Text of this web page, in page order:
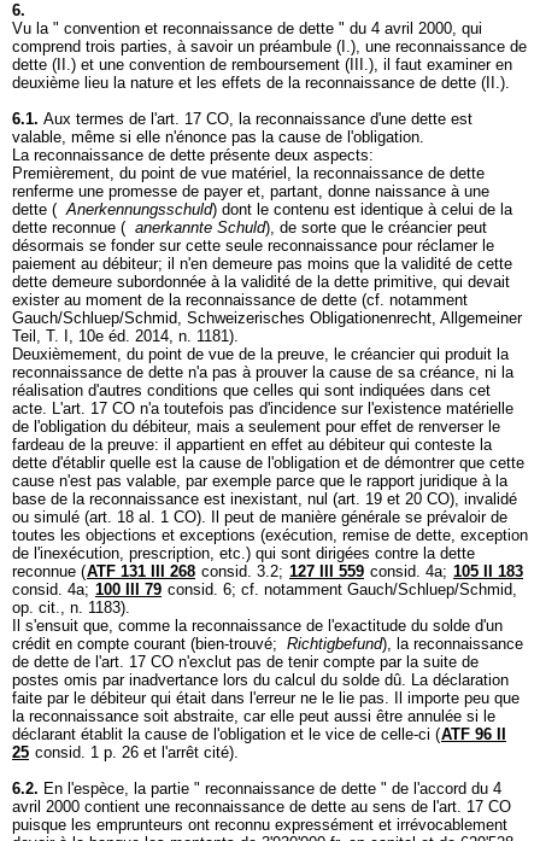
6.
Vu la " convention et reconnaissance de dette " du 4 avril 2000, qui
comprend trois parties, à savoir un préambule (I.), une reconnaissance de
dette (II.) et une convention de remboursement (III.), il faut examiner en
deuxième lieu la nature et les effets de la reconnaissance de dette (II.).
6.1. Aux termes de l'art. 17 CO, la reconnaissance d'une dette est
valable, même si elle n'énonce pas la cause de l'obligation.
La reconnaissance de dette présente deux aspects:
Premièrement, du point de vue matériel, la reconnaissance de dette
renferme une promesse de payer et, partant, donne naissance à une
dette (Anerkennungsschuld) dont le contenu est identique à celui de la
dette reconnue ( anerkannte Schuld), de sorte que le créancier peut
désormais se fonder sur cette seule reconnaissance pour réclamer le
paiement au débiteur; il n'en demeure pas moins que la validité de cette
dette demeure subordonnée à la validité de la dette primitive, qui devait
exister au moment de la reconnaissance de dette (cf. notamment
Gauch/Schluep/Schmid, Schweizerisches Obligationenrecht, Allgemeiner
Teil, T. I, 10e éd. 2014, n. 1181).
Deuxièmement, du point de vue de la preuve, le créancier qui produit la
reconnaissance de dette n'a pas à prouver la cause de sa créance, ni la
réalisation d'autres conditions que celles qui sont indiquées dans cet
acte. L'art. 17 CO n'a toutefois pas d'incidence sur l'existence matérielle
de l'obligation du débiteur, mais a seulement pour effet de renverser le
fardeau de la preuve: il appartient en effet au débiteur qui conteste la
dette d'établir quelle est la cause de l'obligation et de démontrer que cette
cause n'est pas valable, par exemple parce que le rapport juridique à la
base de la reconnaissance est inexistant, nul (art. 19 et 20 CO), invalidé
ou simulé (art. 18 al. 1 CO). Il peut de manière générale se prévaloir de
toutes les objections et exceptions (exécution, remise de dette, exception
de l'inexécution, prescription, etc.) qui sont dirigées contre la dette
reconnue (ATF 131 III 268 consid. 3.2; 127 III 559 consid. 4a; 105 II 183
consid. 4a; 100 III 79 consid. 6; cf. notamment Gauch/Schluep/Schmid,
op. cit., n. 1183).
Il s'ensuit que, comme la reconnaissance de l'exactitude du solde d'un
crédit en compte courant (bien-trouvé; Richtigbefund), la reconnaissance
de dette de l'art. 17 CO n'exclut pas de tenir compte par la suite de
postes omis par inadvertance lors du calcul du solde dû. La déclaration
faite par le débiteur qui était dans l'erreur ne le lie pas. Il importe peu que
la reconnaissance soit abstraite, car elle peut aussi être annulée si le
déclarant établit la cause de l'obligation et le vice de celle-ci (ATF 96 II
25 consid. 1 p. 26 et l'arrêt cité).
6.2. En l'espèce, la partie " reconnaissance de dette " de l'accord du 4
avril 2000 contient une reconnaissance de dette au sens de l'art. 17 CO
puisque les emprunteurs ont reconnu expressément et irrévocablement